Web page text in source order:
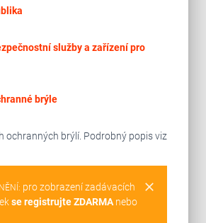
služby a zařízení pro
brýle
ochranných brýlí. Podrobný popis viz
clear
pro zobrazení zadávacích
se registrujte ZDARMAnebo